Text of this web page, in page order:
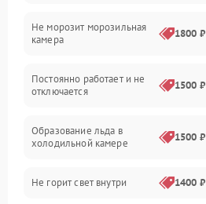
Дренаж
Не морозит морозильная
камера
1800 ₽
Постоянно работает и не
отключается
1500 ₽
Образование льда в
холодильной камере
1500 ₽
Не горит свет внутри 1400 ₽